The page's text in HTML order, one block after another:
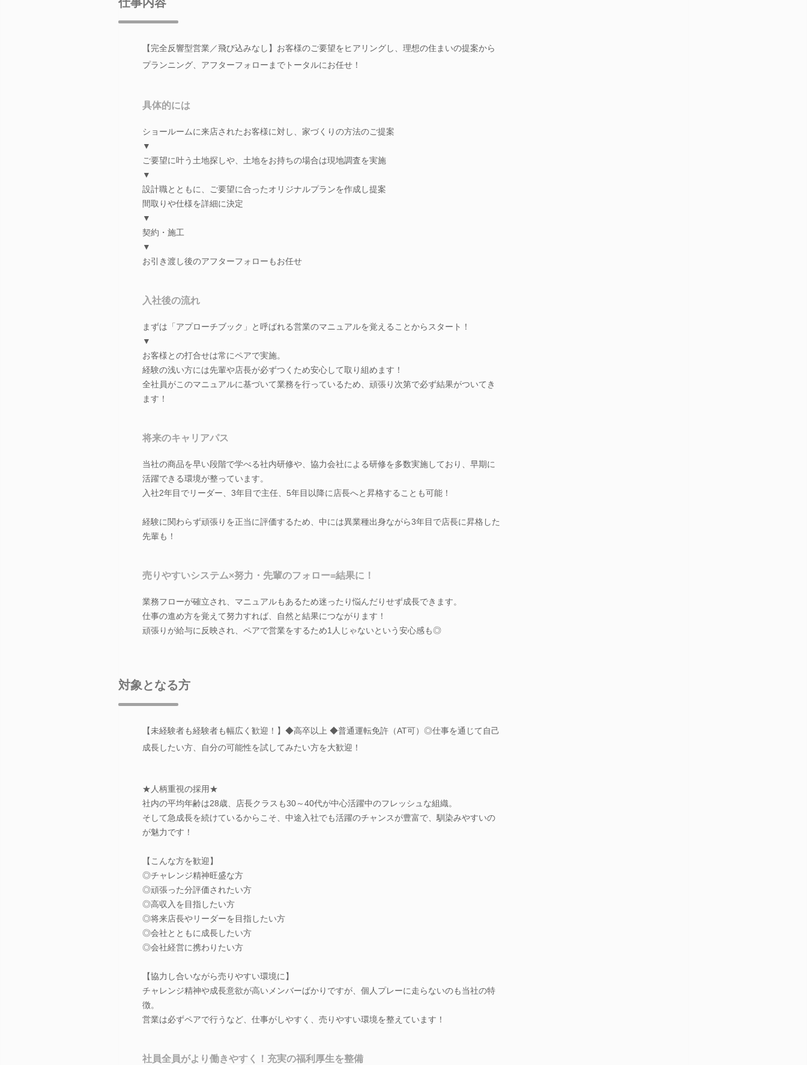
【完全反響型営業／飛び込みなし】お客様のご要望をヒアリングし、理想の住まいの提案から
プランニング、アフターフォローまでトータルにお任せ！
具体的には
ショールームに来店されたお客様に対し、家づくりの方法のご提案
▼
ご要望に叶う土地探しや、土地をお持ちの場合は現地調査を実施
▼
設計職とともに、ご要望に合ったオリジナルプランを作成し提案
間取りや仕様を詳細に決定
▼
契約・施工
▼
お引き渡し後のアフターフォローもお任せ
入社後の流れ
まずは「アプローチブック」と呼ばれる営業のマニュアルを覚えることからスタート！
▼
お客様との打合せは常にペアで実施。
経験の浅い方には先輩や店長が必ずつくため安心して取り組めます！
全社員がこのマニュアルに基づいて業務を行っているため、頑張り次第で必ず結果がついてき
ます！
将来のキャリアパス
当社の商品を早い段階で学べる社内研修や、協力会社による研修を多数実施しており、早期に
活躍できる環境が整っています。
入社2年目でリーダー、3年目で主任、5年目以降に店長へと昇格することも可能！
経験に関わらず頑張りを正当に評価するため、中には異業種出身ながら3年目で店長に昇格した
先輩も！
売りやすいシステム×努力・先輩のフォロー=結果に！
業務フローが確立され、マニュアルもあるため迷ったり悩んだりせず成長できます。
仕事の進め方を覚えて努力すれば、自然と結果につながります！
頑張りが給与に反映され、ペアで営業をするため1人じゃないという安心感も◎
対象となる方
【未経験者も経験者も幅広く歓迎！】◆高卒以上 ◆普通運転免許（AT可）◎仕事を通じて自己
成長したい方、自分の可能性を試してみたい方を大歓迎！
★人柄重視の採用★
社内の平均年齢は28歳、店長クラスも30～40代が中心活躍中のフレッシュな組織。
そして急成長を続けているからこそ、中途入社でも活躍のチャンスが豊富で、馴染みやすいの
が魅力です！
【こんな方を歓迎】
◎チャレンジ精神旺盛な方
◎頑張った分評価されたい方
◎高収入を目指したい方
◎将来店長やリーダーを目指したい方
◎会社とともに成長したい方
◎会社経営に携わりたい方
【協力し合いながら売りやすい環境に】
チャレンジ精神や成長意欲が高いメンバーばかりですが、個人プレーに走らないのも当社の特
徴。
営業は必ずペアで行うなど、仕事がしやすく、売りやすい環境を整えています！
社員全員がより働きやすく！充実の福利厚生を整備